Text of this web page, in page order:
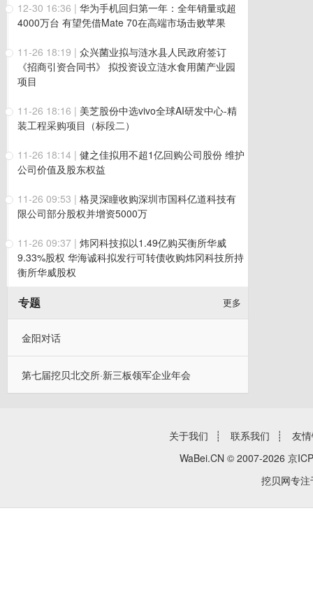
12-30 16:36 | 华为手机回归第一年：全年销量或超
4000万台 有望凭借Mate 70在高端市场击败苹果
11-26 18:19 | 众兴菌业拟与涟水县人民政府签订
《招商引资合同书》 拟投资设立涟水食用菌产业园
项目
11-26 18:16 | 美芝股份中选vivo全球AI研发中心-精
装工程采购项目（标段二）
11-26 18:14 | 健之佳拟用不超1亿回购公司股份 维护
公司价值及股东权益
11-26 09:53 | 格灵深瞳收购深圳市国科亿道科技有
限公司部分股权并增资5000万
11-26 09:37 | 炜冈科技拟以1.49亿购买衡所华威
9.33%股权 华海诚科拟发行可转债收购炜冈科技所持
衡所华威股权
专题 更多
金阳对话
第七届挖贝北交所·新三板领军企业年会
关于我们 ┊ 联系我们 ┊
友
WaBei.CN © 2007-2026 京
挖贝网专